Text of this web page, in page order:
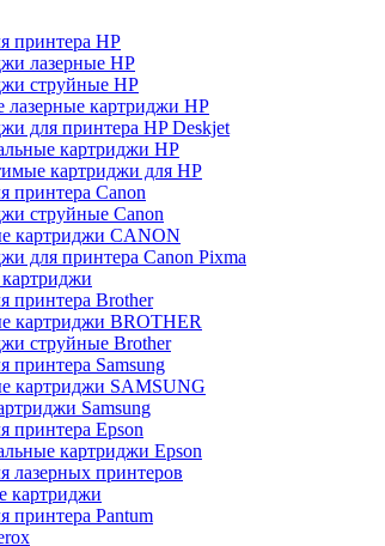
принтера HP
лазерные HP
струйные HP
лазерные картриджи HP
для принтера HP Deskjet
картриджи HP
картриджи для HP
принтера Canon
струйные Canon
картриджи CANON
для принтера Canon Pixma
принтера Brother
картриджи BROTHER
струйные Brother
принтера Samsung
картриджи SAMSUNG
Samsung
принтера Epson
картриджи Epson
лазерных принтеров
картриджи
принтера Pantum